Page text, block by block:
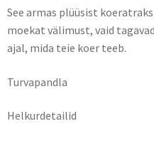
See armas plüüsist
moekat välimust, vaid
ajal, mida teie koer teeb.
Turvapandla
Helkurdetailid